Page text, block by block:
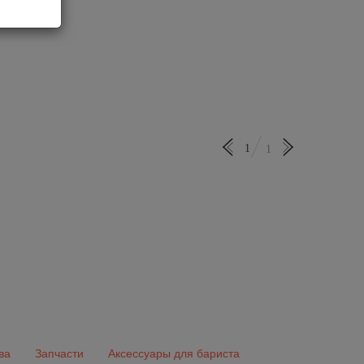
1 1
Запчасти Аксессуары для бариста